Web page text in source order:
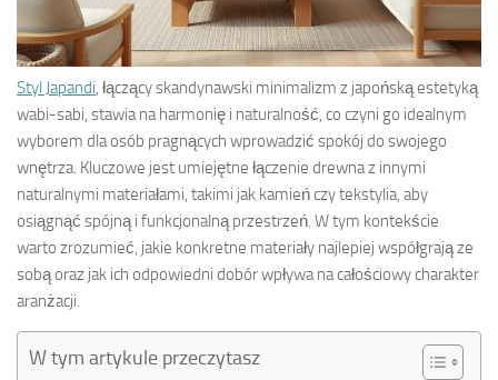
Styl Japandi , łączący skandynawski minimalizm z japońską estetyką
wabi-sabi, stawia na harmonię i naturalność, co czyni go idealnym
wyborem dla osób pragnących wprowadzić spokój do swojego
wnętrza. Kluczowe jest umiejętne łączenie drewna z innymi
naturalnymi materiałami, takimi jak kamień czy tekstylia, aby
osiągnąć spójną i funkcjonalną przestrzeń. W tym kontekście
warto zrozumieć, jakie konkretne materiały najlepiej współgrają ze
sobą oraz jak ich odpowiedni dobór wpływa na całościowy charakter
aranżacji.
W tym artykule przeczytasz